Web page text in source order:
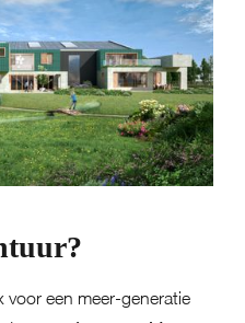
een meer-generatie